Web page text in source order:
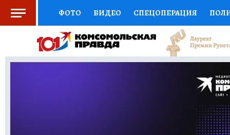
ФОТО ВИДЕО СПЕЦОПЕРАЦИЯ
СОЦПОДДЕРЖКА НАУКА СПОРТ
ВЫБОР ЭКСПЕРТОВ ДОКТОР
ПРОГНОЗЫ НА СПОРТ